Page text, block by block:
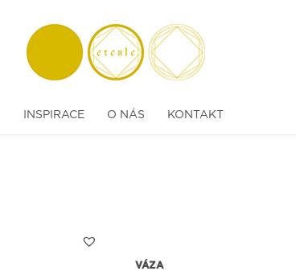
INSPIRACE O NÁS KONTAKT
VÁZA